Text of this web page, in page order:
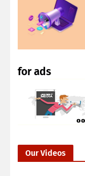
for ads
Our Videos